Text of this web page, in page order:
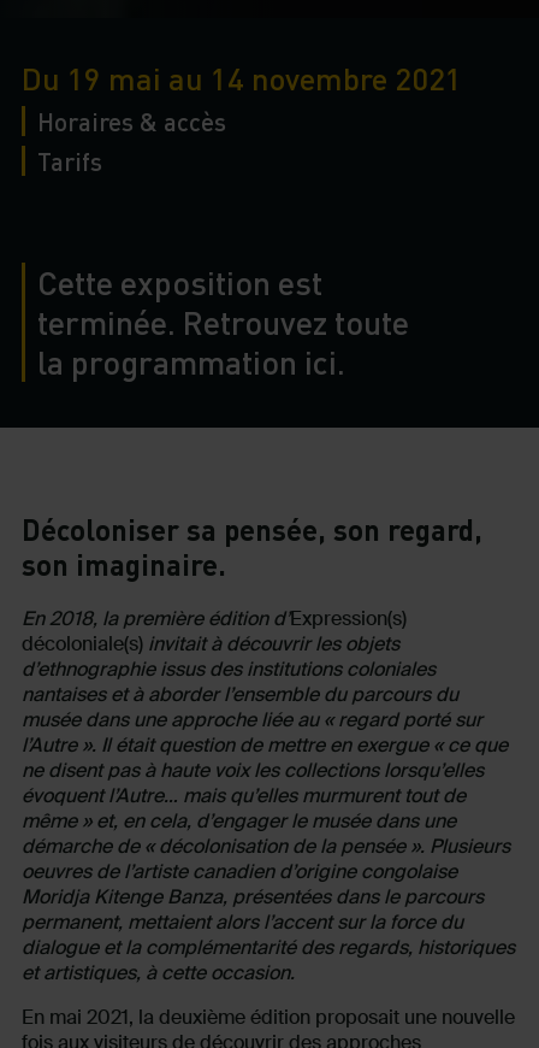
Du 19 mai au 14 novembre 2021
Horaires & accès
Tarifs
Cette exposition est
terminée. Retrouvez toute
la programmation ici.
Décoloniser sa pensée, son regard,
son imaginaire.
En 2018, la première édition d’Expression(s)
décoloniale(s) invitait à découvrir les objets
d’ethnographie issus des institutions coloniales
nantaises et à aborder l’ensemble du parcours du
musée dans une approche liée au « regard porté sur
l’Autre ». Il était question de mettre en exergue « ce que
ne disent pas à haute voix les collections lorsqu’elles
évoquent l’Autre… mais qu’elles murmurent tout de
même » et, en cela, d’engager le musée dans une
démarche de « décolonisation de la pensée ». Plusieurs
oeuvres de l’artiste canadien d’origine congolaise
Moridja Kitenge Banza, présentées dans le parcours
permanent, mettaient alors l’accent sur la force du
dialogue et la complémentarité des regards, historiques
et artistiques, à cette occasion.
En mai 2021, la deuxième édition proposait une nouvelle
fois aux visiteurs de découvrir des approches